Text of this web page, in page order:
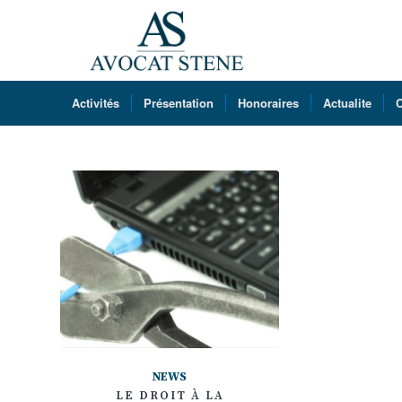
Activités Présentation Honoraires Actualite
NEWS
LE DROIT À LA